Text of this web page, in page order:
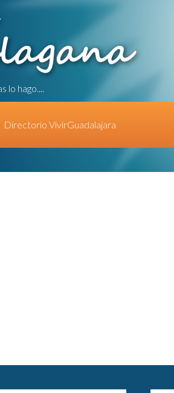
lo hago....
Directorio VivirGuadalajara